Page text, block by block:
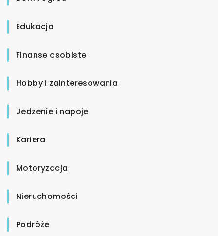
Edukacja
Finanse osobiste
Hobby i zainteresowania
Jedzenie i napoje
Kariera
Motoryzacja
Nieruchomości
Podróże